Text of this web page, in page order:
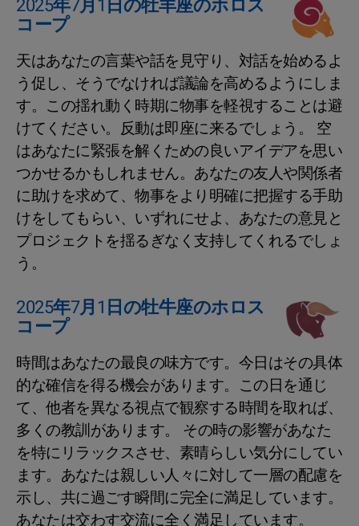
2025年7月1日の牡羊座のホロス
コープ
天はあなたの言葉や話を見守り、対話を始めるよ
う促し、そうでなければ議論を高めるようにしま
す。この揺れ動く時期に物事を軽視することは避
けてください。反動は即座に来るでしょう。 空
はあなたに緊張を解くための良いアイデアを思い
つかせるかもしれません。あなたの友人や関係者
に助けを求めて、物事をより明確に把握する手助
けをしてもらい、いずれにせよ、あなたの意見と
プロジェクトを揺るぎなく支持してくれるでしょ
う。
2025年7月1日の牡牛座のホロス
コープ
時間はあなたの最良の味方です。今日はその具体
的な確信を得る機会があります。この日を通じ
て、他者を異なる視点で観察する時間を取れば、
多くの教訓があります。 その時の影響があなた
を特にリラックスさせ、素晴らしい気分にしてい
ます。あなたは親しい人々に対して一層の配慮を
示し、共に過ごす瞬間に完全に満足しています。
あなたは交わす交流に全く満足しています。